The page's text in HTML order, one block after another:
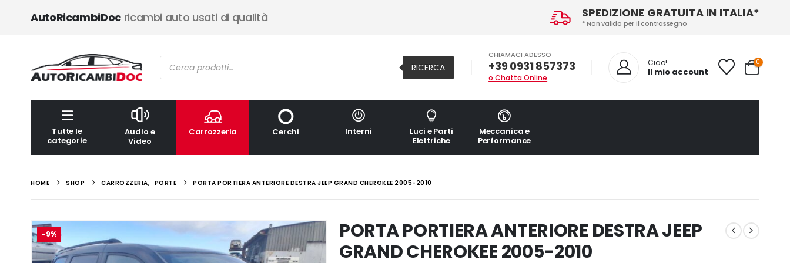
SPEDIZIONE GRATUITA IN ITALIA*
* Non valido per il contrassegno
AutoRicambiDocricambi auto usati di qualità
Ricerca
prodotti RICERCA
CHIAMACI ADESSO
+39 0931 857373
o Chatta Online
Ciao!
Il mio account
0
Tutte le
categorie
Audio e
Video
Carrozzeria Cerchi Interni
Luci e Parti
Elettriche
Meccanica e
Performance
HOME SHOP CARROZZERIA, PORTE PORTA PORTIERA ANTERIORE DESTRA JEEP GRAND CHEROKEE 2005-2010
-9%
PORTA PORTIERA ANTERIORE DESTRA JEEP
GRAND CHEROKEE 2005-2010